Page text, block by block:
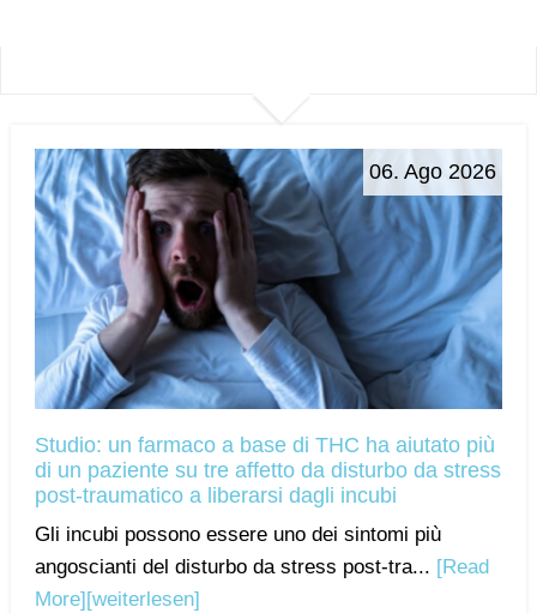
06. Ago 2026
Studio: un farmaco a base di THC ha aiutato più
di un paziente su tre affetto da disturbo da stress
post-traumatico a liberarsi dagli incubi
Gli incubi possono essere uno dei sintomi più
angoscianti del disturbo da stress post-tra... [Read
More] [weiterlesen]